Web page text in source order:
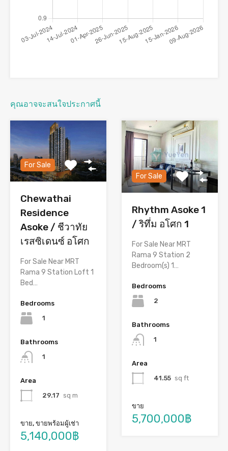
คุณอาจจะสนใจประกาศนี้
For Sale
Chewathai
Residence
Asoke / ชีวาทัย
เรสซิเดนซ์ อโศก
For Sale Near MRT
Rama 9 Station Loft 1
Bed…
Bedrooms
1
Bathrooms
1
Area
29.17 sq m
ขาย, ขายพร้อมผู้เช่า
5,140,000฿
For Sale
Rhythm Asoke 1
/ ริทึ่ม อโศก 1
For Sale Near MRT
Rama 9 Station 2
Bedroom(s) 1…
Bedrooms
2
Bathrooms
1
Area
41.55 sq ft
ขาย
5,700,000฿